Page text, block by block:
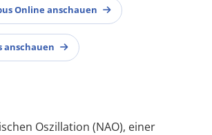
Online anschauen
anschauen
Oszillation (NAO), einer